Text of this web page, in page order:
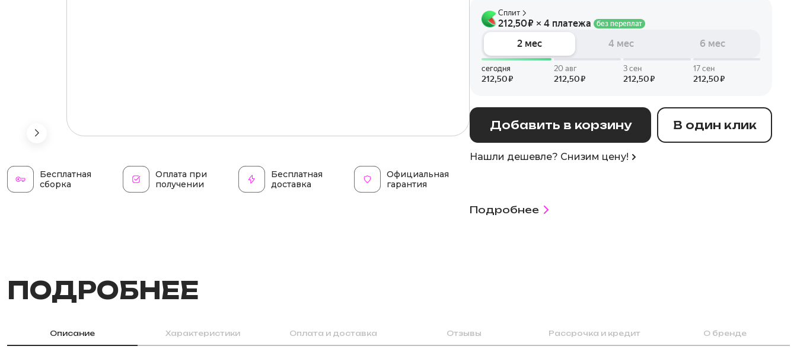
Бесплатная
сборка
Оплата при
получении
Бесплатная
доставка
Официальная
гарантия
Добавить в корзину В один клик
Нашли дешевле? Снизим цену!
Подробнее
ПОДРОБНЕЕ
Описание Характеристики Оплата и доставка Отзывы Рассрочка и кредит О бренде